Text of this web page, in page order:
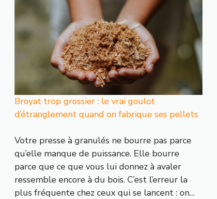
Broyat trop grossier : le vrai goulot
d’étranglement quand on fabrique ses pellets
Votre presse à granulés ne bourre pas parce
qu’elle manque de puissance. Elle bourre
parce que ce que vous lui donnez à avaler
ressemble encore à du bois. C’est l’erreur la
plus fréquente chez ceux qui se lancent : on…